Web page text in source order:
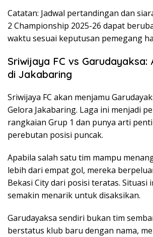
Catatan: Jadwal pertandingan dan
2 Championship 2025-26 dapat
waktu sesuai keputusan pemegang
Sriwijaya FC vs Garudayaksa:
di Jakabaring
Sriwijaya FC akan menjamu
Gelora Jakabaring. Laga ini menjadi
rangkaian Grup 1 dan punya arti
perebutan posisi puncak.
Apabila salah satu tim mampu
lebih dari empat gol, mereka
Bekasi City dari posisi teratas. Situasi
semakin menarik untuk disaksikan.
Garudayaksa sendiri bukan tim
berstatus klub baru dengan nama,